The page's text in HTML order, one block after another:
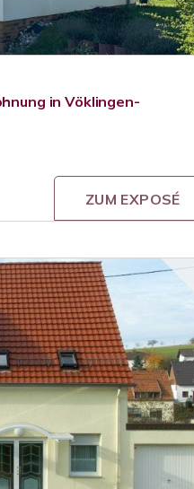
in Vöklingen-
ZUM EXPOSÉ